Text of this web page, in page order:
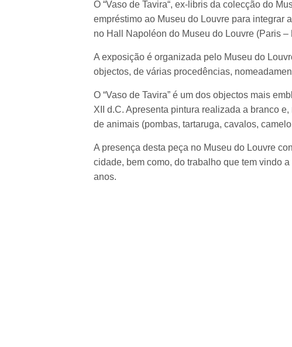
O “Vaso de Tavira“, ex-libris da colecção do
empréstimo ao Museu do Louvre para integrar
no Hall Napoléon do Museu do Louvre (Paris
A exposição é organizada pelo Museu do
objectos, de várias procedências,
O “Vaso de Tavira” é um dos objectos mais
XII d.C. Apresenta pintura realizada a branco
de animais (pombas, tartaruga, cavalos,
A presença desta peça no Museu do Louvre
cidade, bem como, do trabalho que tem vindo
anos.